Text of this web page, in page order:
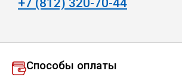
Способы оплаты